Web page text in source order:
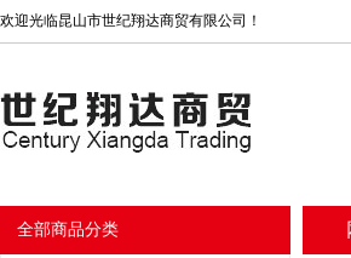
欢迎光临昆山市世纪翔达商贸有限公司！
全部商品分类